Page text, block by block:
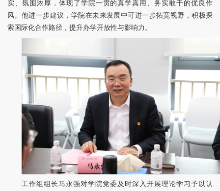
实、氛围浓厚，体现了学院一贯的真学真用、务实敢干的优良作
风。他进一步建议，学院在未来发展中可进一步拓宽视野，积极探
索国际化合作路径，提升办学开放性与影响力。
工作组组长马永强对学院党委及时深入开展理论学习予以认